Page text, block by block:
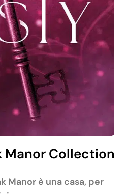
Manor Collection
Manor è una casa, per